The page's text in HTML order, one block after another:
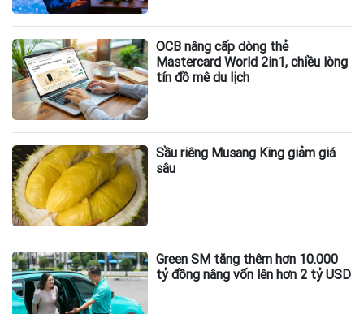
OCB nâng cấp dòng thẻ
Mastercard World 2in1, chiều lòng
tín đồ mê du lịch
Sầu riêng Musang King giảm giá
sâu
Green SM tăng thêm hơn 10.000
tỷ đồng nâng vốn lên hơn 2 tỷ USD